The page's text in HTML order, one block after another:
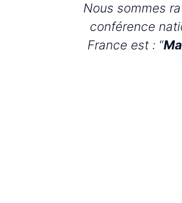
Nous sommes
conférence
France est : “